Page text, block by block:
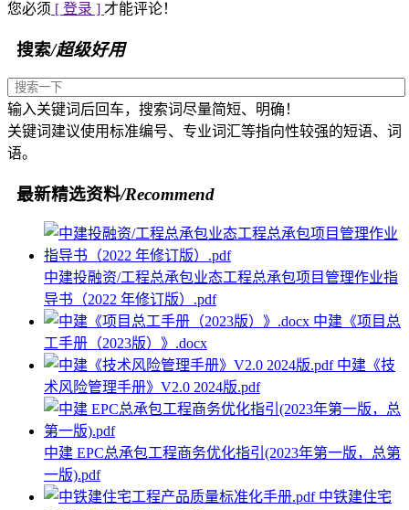
您必须 [ 登录 ] 才能评论！
搜索/超级好用
输入关键词后回车，搜索词尽量简短、明确！
关键词建议使用标准编号、专业词汇等指向性较强的短语、词
语。
最新精选资料/Recommend
中建投融资/工程总承包业态工程总承包项目管理作业指
导书（2022 年修订版）.pdf
中建《项目总
工手册（2023版）》.docx
中建《技
术风险管理手册》V2.0 2024版.pdf
中建 EPC总承包工程商务优化指引(2023年第一版，总第
一版).pdf
中铁建住宅